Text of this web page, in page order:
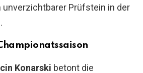
unverzichtbarer Prüfstein in der
Konarski betont die